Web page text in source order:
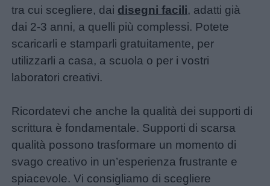
tra cui scegliere, dai disegni facili, adatti già
dai 2-3 anni, a quelli più complessi. Potete
scaricarli e stamparli gratuitamente, per
utilizzarli a casa, a scuola o per i vostri
laboratori creativi.
Ricordatevi che anche la qualità dei supporti di
scrittura è fondamentale. Supporti di scarsa
qualità possono trasformare un momento di
svago creativo in un’esperienza frustrante e
spiacevole. Vi consigliamo di scegliere